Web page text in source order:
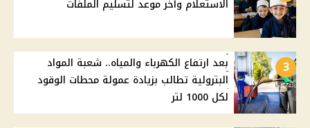
الاستعلام وآخر موعد لتسليم الملفات
3
بعد ارتفاع الكهرباء والمياه.. شعبة المواد
البترولية تطالب بزيادة عمولة محطات الوقود
لكل 1000 لتر